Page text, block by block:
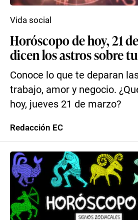
Horóscopo de hoy, 21
dicen los astros sobre
Conoce lo que te deparan
trabajo, amor y negocio.
hoy, jueves 21 de marzo?
Vida social
Redacción EC